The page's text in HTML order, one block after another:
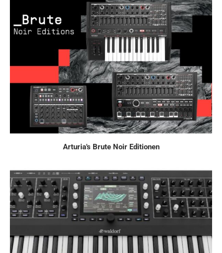
Arturia's Brute Noir Editionen